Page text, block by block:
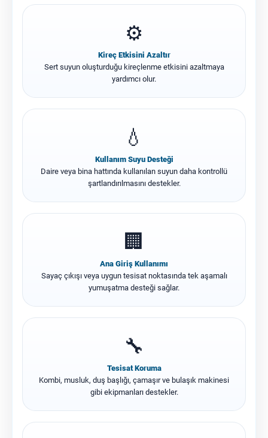
⚙️
Kireç Etkisini Azaltır
Sert suyun oluşturduğu kireçlenme etkisini azaltmaya
yardımcı olur.
💧
Kullanım Suyu Desteği
Daire veya bina hattında kullanılan suyun daha kontrollü
şartlandırılmasını destekler.
🏢
Ana Giriş Kullanımı
Sayaç çıkışı veya uygun tesisat noktasında tek aşamalı
yumuşatma desteği sağlar.
🔧
Tesisat Koruma
Kombi, musluk, duş başlığı, çamaşır ve bulaşık makinesi
gibi ekipmanları destekler.